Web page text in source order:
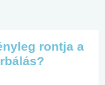
rontja a